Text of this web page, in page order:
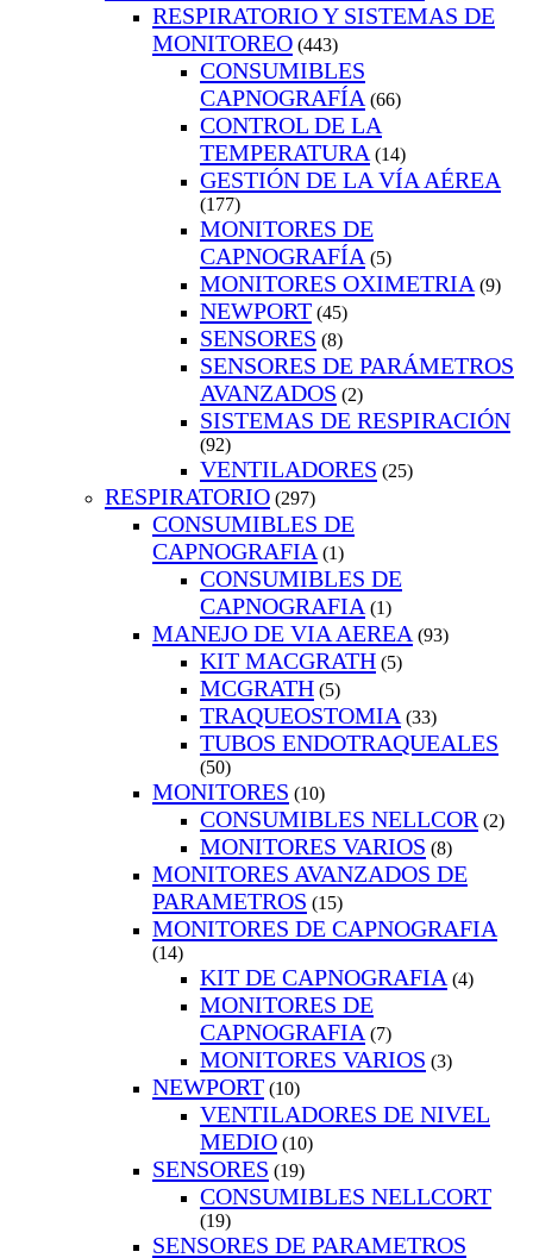
RESPIRATORIO Y SISTEMAS DE
MONITOREO (443)
CONSUMIBLES
CAPNOGRAFÍA (66)
CONTROL DE LA
TEMPERATURA (14)
GESTIÓN DE LA VÍA AÉREA
(177)
MONITORES DE
CAPNOGRAFÍA (5)
MONITORES OXIMETRIA (9)
NEWPORT (45)
SENSORES (8)
SENSORES DE PARÁMETROS
AVANZADOS (2)
SISTEMAS DE RESPIRACIÓN
(92)
VENTILADORES (25)
RESPIRATORIO (297)
CONSUMIBLES DE
CAPNOGRAFIA (1)
CONSUMIBLES DE
CAPNOGRAFIA (1)
MANEJO DE VIA AEREA (93)
KIT MACGRATH (5)
MCGRATH (5)
TRAQUEOSTOMIA (33)
TUBOS ENDOTRAQUEALES
(50)
MONITORES (10)
CONSUMIBLES NELLCOR (2)
MONITORES VARIOS (8)
MONITORES AVANZADOS DE
PARAMETROS (15)
MONITORES DE CAPNOGRAFIA
(14)
KIT DE CAPNOGRAFIA (4)
MONITORES DE
CAPNOGRAFIA (7)
MONITORES VARIOS (3)
NEWPORT (10)
VENTILADORES DE NIVEL
MEDIO (10)
SENSORES (19)
CONSUMIBLES NELLCORT
(19)
SENSORES DE PARAMETROS